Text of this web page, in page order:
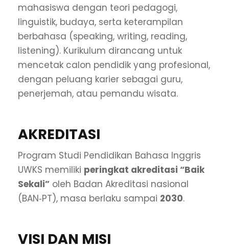
mahasiswa dengan teori pedagogi,
linguistik, budaya, serta keterampilan
berbahasa (speaking, writing, reading,
listening). Kurikulum dirancang untuk
mencetak calon pendidik yang profesional,
dengan peluang karier sebagai guru,
penerjemah, atau pemandu wisata.
AKREDITASI
Program Studi Pendidikan Bahasa Inggris
UWKS memiliki peringkat akreditasi “Baik
Sekali” oleh Badan Akreditasi nasional
(BAN‐PT), masa berlaku sampai 2030.
VISI DAN MISI